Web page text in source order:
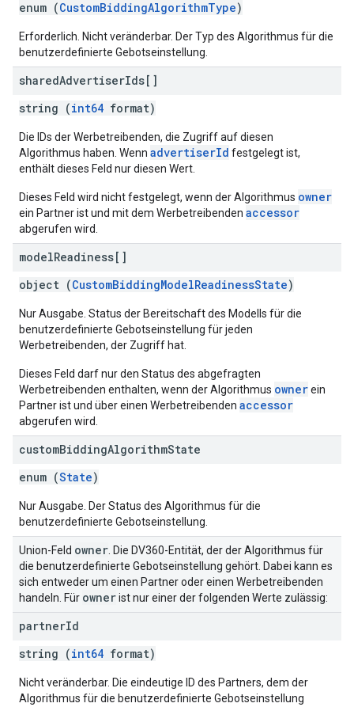
enum (CustomBiddingAlgorithmType)
Erforderlich. Nicht veränderbar. Der Typ des Algorithmus für die
benutzerdefinierte Gebotseinstellung.
sharedAdvertiserIds[]
string (int64 format)
Die IDs der Werbetreibenden, die Zugriff auf diesen
Algorithmus haben. Wenn advertiserId festgelegt ist,
enthält dieses Feld nur diesen Wert.
Dieses Feld wird nicht festgelegt, wenn der Algorithmus owner
ein Partner ist und mit dem Werbetreibenden accessor
abgerufen wird.
modelReadiness[]
object (CustomBiddingModelReadinessState)
Nur Ausgabe. Status der Bereitschaft des Modells für die
benutzerdefinierte Gebotseinstellung für jeden
Werbetreibenden, der Zugriff hat.
Dieses Feld darf nur den Status des abgefragten
Werbetreibenden enthalten, wenn der Algorithmus ownerein
Partner ist und über einen Werbetreibenden accessor
abgerufen wird.
customBiddingAlgorithmState
enum (State)
Nur Ausgabe. Der Status des Algorithmus für die
benutzerdefinierte Gebotseinstellung.
Union-Feld owner . Die DV360-Entität, der der Algorithmus für
die benutzerdefinierte Gebotseinstellung gehört. Dabei kann es
sich entweder um einen Partner oder einen Werbetreibenden
handeln. Für ownerist nur einer der folgenden Werte zulässig:
partnerId
string (int64 format)
Nicht veränderbar. Die eindeutige ID des Partners, dem der
Algorithmus für die benutzerdefinierte Gebotseinstellung